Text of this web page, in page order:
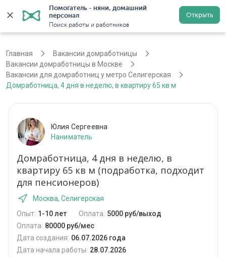
Помогатель - няни, домашний
персонал
Поиск работы и работников
Открыть
Регистрация
Главная
Вакансии домработницы
Вакансии домработницы в Москве
Вакансии для домработниц у метро Селигерская
Домработница, 4 дня в неделю, в квартиру 65 кв м
Юлия Сергеевна
Наниматель
Домработница, 4 дня в неделю, в
квартиру 65 кв м (подработка, подходит
для пенсионеров)
Москва, Селигерская
Опыт: 1-10 лет Оплата: 5000 руб/выход
Оплата: 80000 руб/мес
Дата создания: 06.07.2026 года
Дата начала работы: 28.07.2026